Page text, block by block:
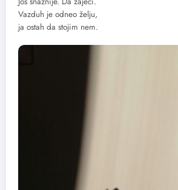
Vazduh je odneo želju,
ja ostah da stojim nem.